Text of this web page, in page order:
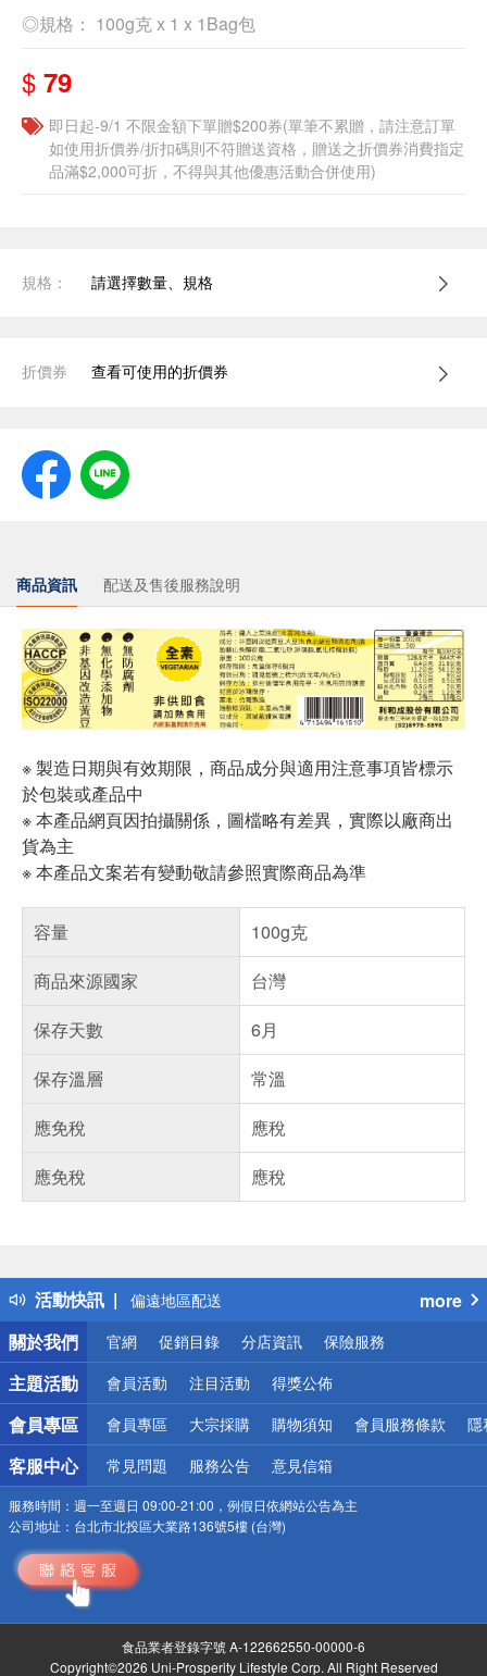
◎規格： 100g克 x 1 x 1Bag包
$ 79
即日起-9/1 不限金額下單贈$200券(單筆不累贈，請注意訂單
如使用折價券/折扣碼則不符贈送資格，贈送之折價券消費指定
品滿$2,000可折，不得與其他優惠活動合併使用)
規格： 請選擇數量、規格
折價券 查看可使用的折價券
商品資訊 配送及售後服務說明
※ 製造日期與有效期限，商品成分與適用注意事項皆標示
於包裝或產品中
※ 本產品網頁因拍攝關係，圖檔略有差異，實際以廠商出
貨為主
※ 本產品文案若有變動敬請參照實際商品為準
容量
100g克
商品來源國家
台灣
保存天數
6月
保存溫層
常溫
應免稅
應稅
應免稅
應稅
活動快訊
詐騙網頁！請小心！
銀行優惠
偏遠地區配送
詐騙網頁！請小心！
more
關於我們
官網 促銷目錄 分店資訊 保險服務
主題活動 會員活動 注目活動 得獎公佈
會員專區 會員專區 大宗採購 購物須知 會員服務條款 隱
客服中心 常見問題 服務公告 意見信箱
服務時間： 週一至週日 09:00-21:00，例假日依網站公告為主
公司地址： 台北市北投區大業路136號5樓 (台灣)
食品業者登錄字號 A-122662550-00000-6
Copyright©2026 Uni-Prosperity Lifestyle Corp. All Right Reserved